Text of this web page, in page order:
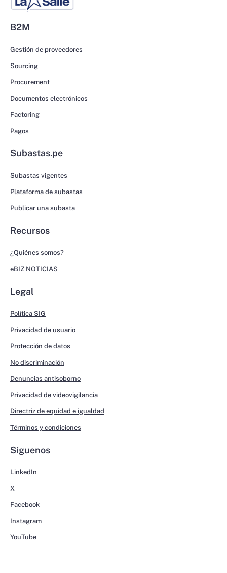
B2M
Gestión de proveedores
Sourcing
Procurement
Documentos electrónicos
Factoring
Pagos
Subastas.pe
Subastas vigentes
Plataforma de subastas
Publicar una subasta
Recursos
¿Quiénes somos?
eBIZ NOTICIAS
Legal
Política SIG
Privacidad de usuario
Protección de datos
No discriminación
Denuncias antisoborno
Privacidad de videovigilancia
Directriz de equidad e igualdad
Términos y condiciones
Síguenos
LinkedIn
X
Facebook
Instagram
YouTube